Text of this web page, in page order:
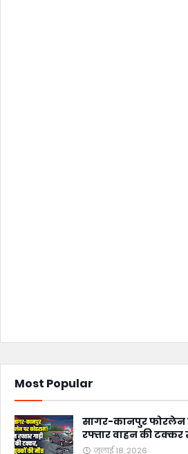
Most Popular
सागर-कानपुर फोरलेन
रफ्तार वाहन की
जुलाई 18, 2026